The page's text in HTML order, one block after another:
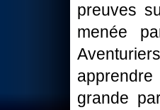
preuves
menée
grande